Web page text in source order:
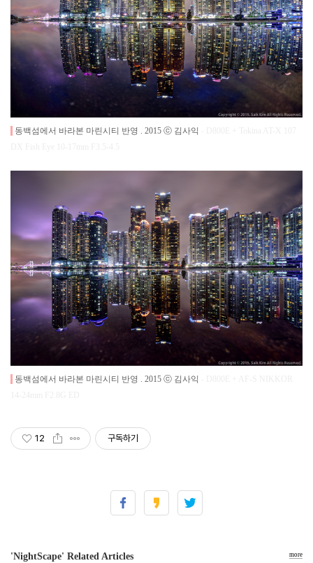
동백섬에서 바라본 마린시티 반영 . 2015 ⓒ 김사익
동백섬에서 바라본 마린시티 반영 . 2015 ⓒ 김사익
12 구독하기
'NightScape' Related Articles more